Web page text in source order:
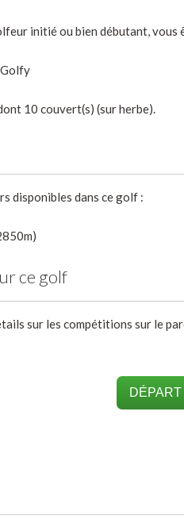
initié ou bien débutant, vous
10 couvert(s) (sur herbe).
disponibles dans ce golf :
ce golf
sur les compétitions sur le